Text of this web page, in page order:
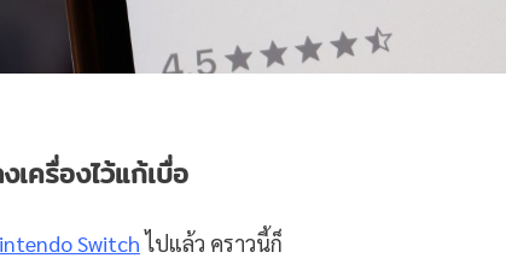
ครื่องไว้แก้เบื่อ
Switch ไปแล้ว คราวนี้ก็